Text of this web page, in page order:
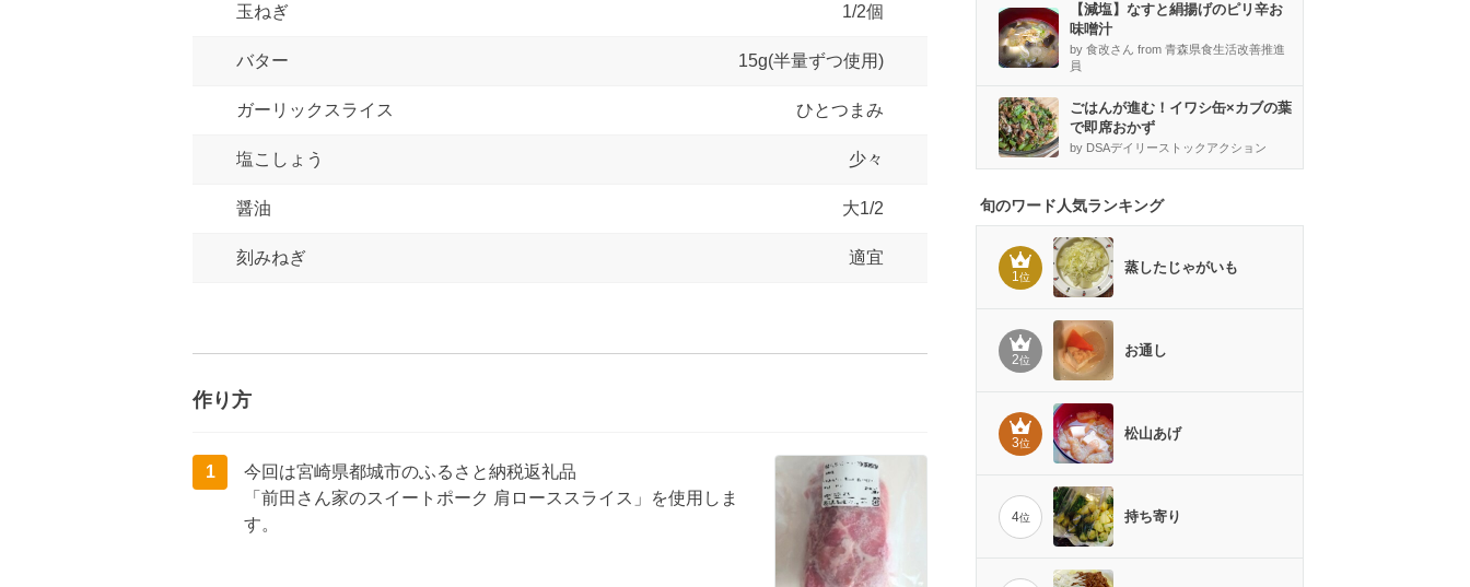
玉ねぎ 1/2個
バター 15g(半量ずつ使用)
ガーリックスライス ひとつまみ
塩こしょう 少々
醤油 大1/2
刻みねぎ 適宜
作り方
1
今回は宮崎県都城市のふるさと納税返礼品
「前田さん家のスイートポーク 肩ローススライス」を使用しま
す。
【減塩】なすと絹揚げのピリ辛お
味噌汁
by 食改さん from 青森県食生活改善推進
員
ごはんが進む！イワシ缶×カブの葉
で即席おかず
by DSAデイリーストックアクション
旬のワード人気ランキング
1位
蒸したじゃがいも
2位
お通し
3位
松山あげ
4位 持ち寄り